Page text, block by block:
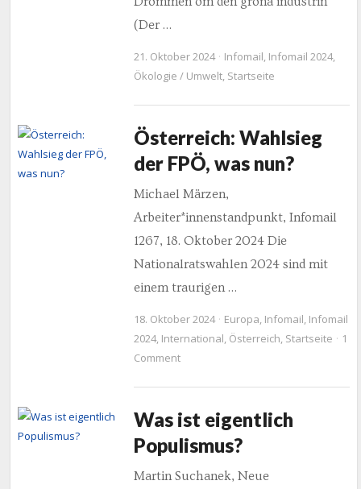
(Der …
21. Oktober 2024 Infomail, Infomail 2024,
Ökologie / Umwelt, Startseite
Österreich: Wahlsieg
der FPÖ, was nun?
Michael Märzen,
Arbeiter*innenstandpunkt, Infomail
1267, 18. Oktober 2024 Die
Nationalratswahlen 2024 sind mit
einem traurigen …
18. Oktober 2024 Europa, Infomail, Infomail
2024, International, Österreich, Startseite
1
Comment
Was ist eigentlich
Populismus?
Martin Suchanek, Neue